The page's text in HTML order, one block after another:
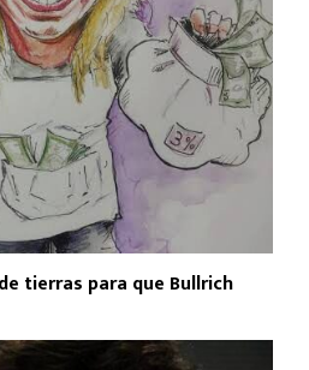
tierras para que Bullrich